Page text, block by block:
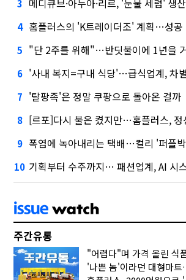
3 메디큐브·아누아·리르, '눈물 세럼' 생
4 홈플러스의 'K트레이더조' 계획…성공
5 "단 2주를 위해"…반딧불이에 1년을 거는
6 '사내 복지=구내 식당'…급식업계, 차
7 '탈팡족'은 정말 쿠팡으로 돌아온 걸까
8 [르포]다시 불은 켰지만…홈플러스,
9 폭염에 녹아내리는 택배…컬리 '퍼플
10 기획부터 수주까지… 패션업계, AI 시
주간유통